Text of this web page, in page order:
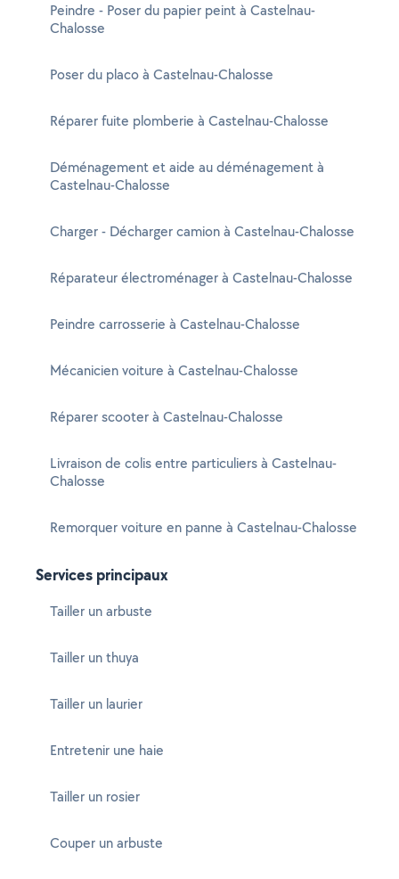
Peindre - Poser du papier peint à Castelnau-
Chalosse
Poser du placo à Castelnau-Chalosse
Réparer fuite plomberie à Castelnau-Chalosse
Déménagement et aide au déménagement à
Castelnau-Chalosse
Charger - Décharger camion à Castelnau-Chalosse
Réparateur électroménager à Castelnau-Chalosse
Peindre carrosserie à Castelnau-Chalosse
Mécanicien voiture à Castelnau-Chalosse
Réparer scooter à Castelnau-Chalosse
Livraison de colis entre particuliers à Castelnau-
Chalosse
Remorquer voiture en panne à Castelnau-Chalosse
Services principaux
Tailler un arbuste
Tailler un thuya
Tailler un laurier
Entretenir une haie
Tailler un rosier
Couper un arbuste